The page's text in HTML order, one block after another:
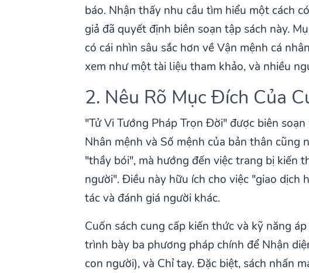
báo. Nhận thấy nhu cầu tìm hiểu một cách
giả đã quyết định biên soạn tập sách này.
có cái nhìn sâu sắc hơn về Vận mệnh cá
xem như một tài liệu tham khảo, và nhiều
2. Nêu Rõ Mục Đích Của
"Tử Vi Tướng Pháp Trọn Đời" được biên
Nhân mệnh và Số mệnh của bản thân
"thầy bói", mà hướng đến việc trang bị kiến
người". Điều này hữu ích cho việc "giao
tác và đánh giá người khác.
Cuốn sách cung cấp kiến thức và kỹ năng
trình bày ba phương pháp chính để Nhận
con người), và Chỉ tay. Đặc biệt, sách nhấn